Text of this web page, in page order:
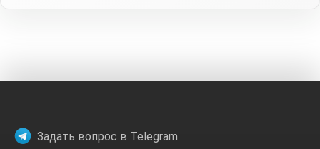
Задать вопрос в Telegram